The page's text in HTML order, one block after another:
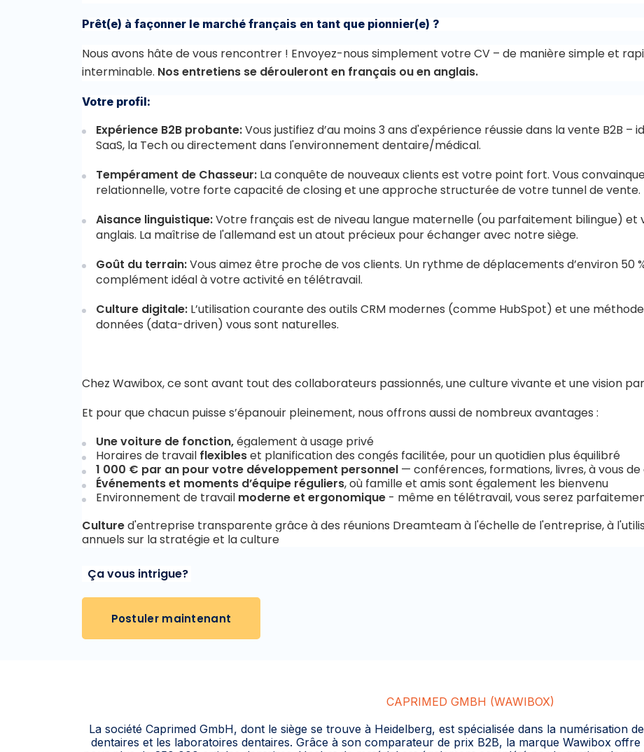
Prêt(e) à façonner le marché français en tant que pionnier(e) ?
Nous avons hâte de vous rencontrer ! Envoyez-nous simplement votre CV – de manière simple et
interminable. Nos entretiens se dérouleront en français ou en anglais.
Votre profil:
Expérience B2B probante:Vous justifiez d’au moins 3 ans d'expérience réussie dans la vente B2B
SaaS, la Tech ou directement dans l'environnement dentaire/médical.
Tempérament de Chasseur: La conquête de nouveaux clients est votre point fort. Vous
relationnelle, votre forte capacité de closing et une approche structurée de votre tunnel de vente.
Aisance linguistique:Votre français est de niveau langue maternelle (ou parfaitement bilingue) et
anglais. La maîtrise de l'allemand est un atout précieux pour échanger avec notre siège.
Goût du terrain:Vous aimez être proche de vos clients. Un rythme de déplacements d’environ 50
complément idéal à votre activité en télétravail.
Culture digitale: L’utilisation courante des outils CRM modernes (comme HubSpot) et une
données (data-driven) vous sont naturelles.
Chez Wawibox, ce sont avant tout des collaborateurs passionnés, une culture vivante et une vision
Et pour que chacun puisse s’épanouir pleinement, nous offrons aussi de nombreux avantages :
Une voiture de fonction,également à usage privé
Horaires de travail flexibleset planification des congés facilitée, pour un quotidien plus équilibré
1 000 € par an pour votre développement personnel — conférences, formations, livres, à vous de
Événements et moments d’équipe réguliers, où famille et amis sont également les bienvenu
Environnement de travail moderne et ergonomique - même en télétravail, vous serez
Cultured'entreprise transparente grâce à des réunions Dreamteam à l'échelle de l'entreprise, à
annuels sur la stratégie et la culture
Ça vous intrigue?
Postuler maintenant
CAPRIMED GMBH (WAWIBOX)
La société Caprimed GmbH, dont le siège se trouve à Heidelberg, est spécialisée dans la numérisation
dentaires et les laboratoires dentaires. Grâce à son comparateur de prix B2B, la marque Wawibox